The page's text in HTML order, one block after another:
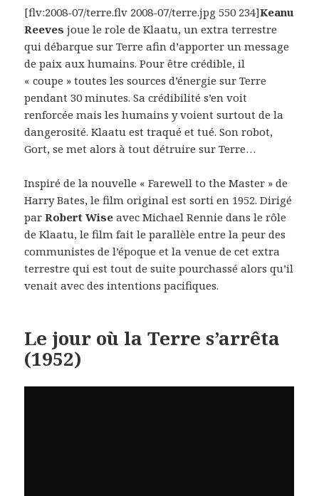
[flv:2008-07/terre.flv 2008-07/terre.jpg 550 234]Keanu
Reeves joue le role de Klaatu, un extra terrestre
qui débarque sur Terre afin d’apporter un message
de paix aux humains. Pour être crédible, il
« coupe » toutes les sources d’énergie sur Terre
pendant 30 minutes. Sa crédibilité s’en voit
renforcée mais les humains y voient surtout de la
dangerosité. Klaatu est traqué et tué. Son robot,
Gort, se met alors à tout détruire sur Terre…
Inspiré de la nouvelle « Farewell to the Master » de
Harry Bates, le film original est sorti en 1952. Dirigé
parRobert Wise avec Michael Rennie dans le rôle
de Klaatu, le film fait le parallèle entre la peur des
communistes de l’époque et la venue de cet extra
terrestre qui est tout de suite pourchassé alors qu’il
venait avec des intentions pacifiques.
Le jour où la Terre s’arrêta
(1952)